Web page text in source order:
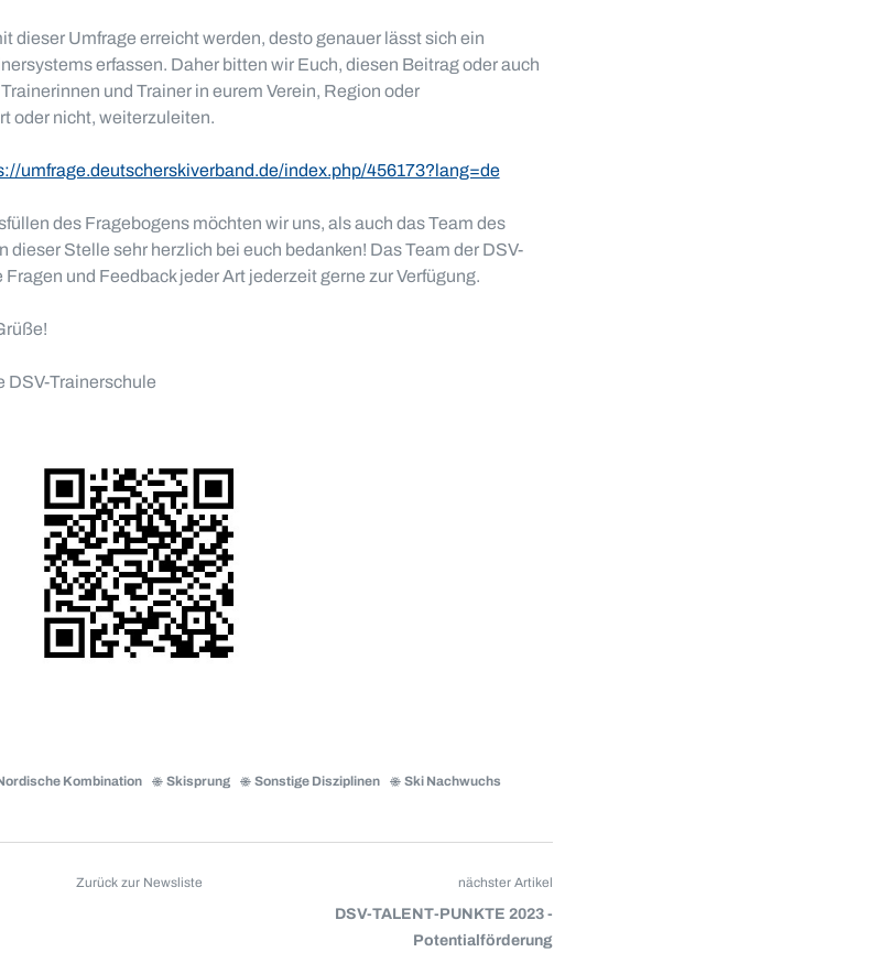
dieser Umfrage erreicht werden, desto genauer lässt sich ein
erfassen. Daher bitten wir Euch, diesen Beitrag oder auch
und Trainer in eurem Verein, Region oder
oder nicht, weiterzuleiten.
umfrage.deutscherskiverband.de/index.php/456173?lang=de
des Fragebogens möchten wir uns, als auch das Team des
dieser Stelle sehr herzlich bei euch bedanken! Das Team der DSV-
und Feedback jeder Art jederzeit gerne zur Verfügung.
DSV-Trainerschule
Kombination Skisprung Sonstige Disziplinen Ski Nachwuchs
nächster Artikel
DSV-TALENT-PUNKTE 2023 -
Potentialförderung
Zurück zur Newsliste